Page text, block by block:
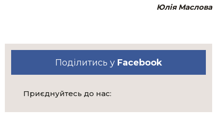
Юлія Маслова
Поділитись у Facebook
Приєднуйтесь до нас: